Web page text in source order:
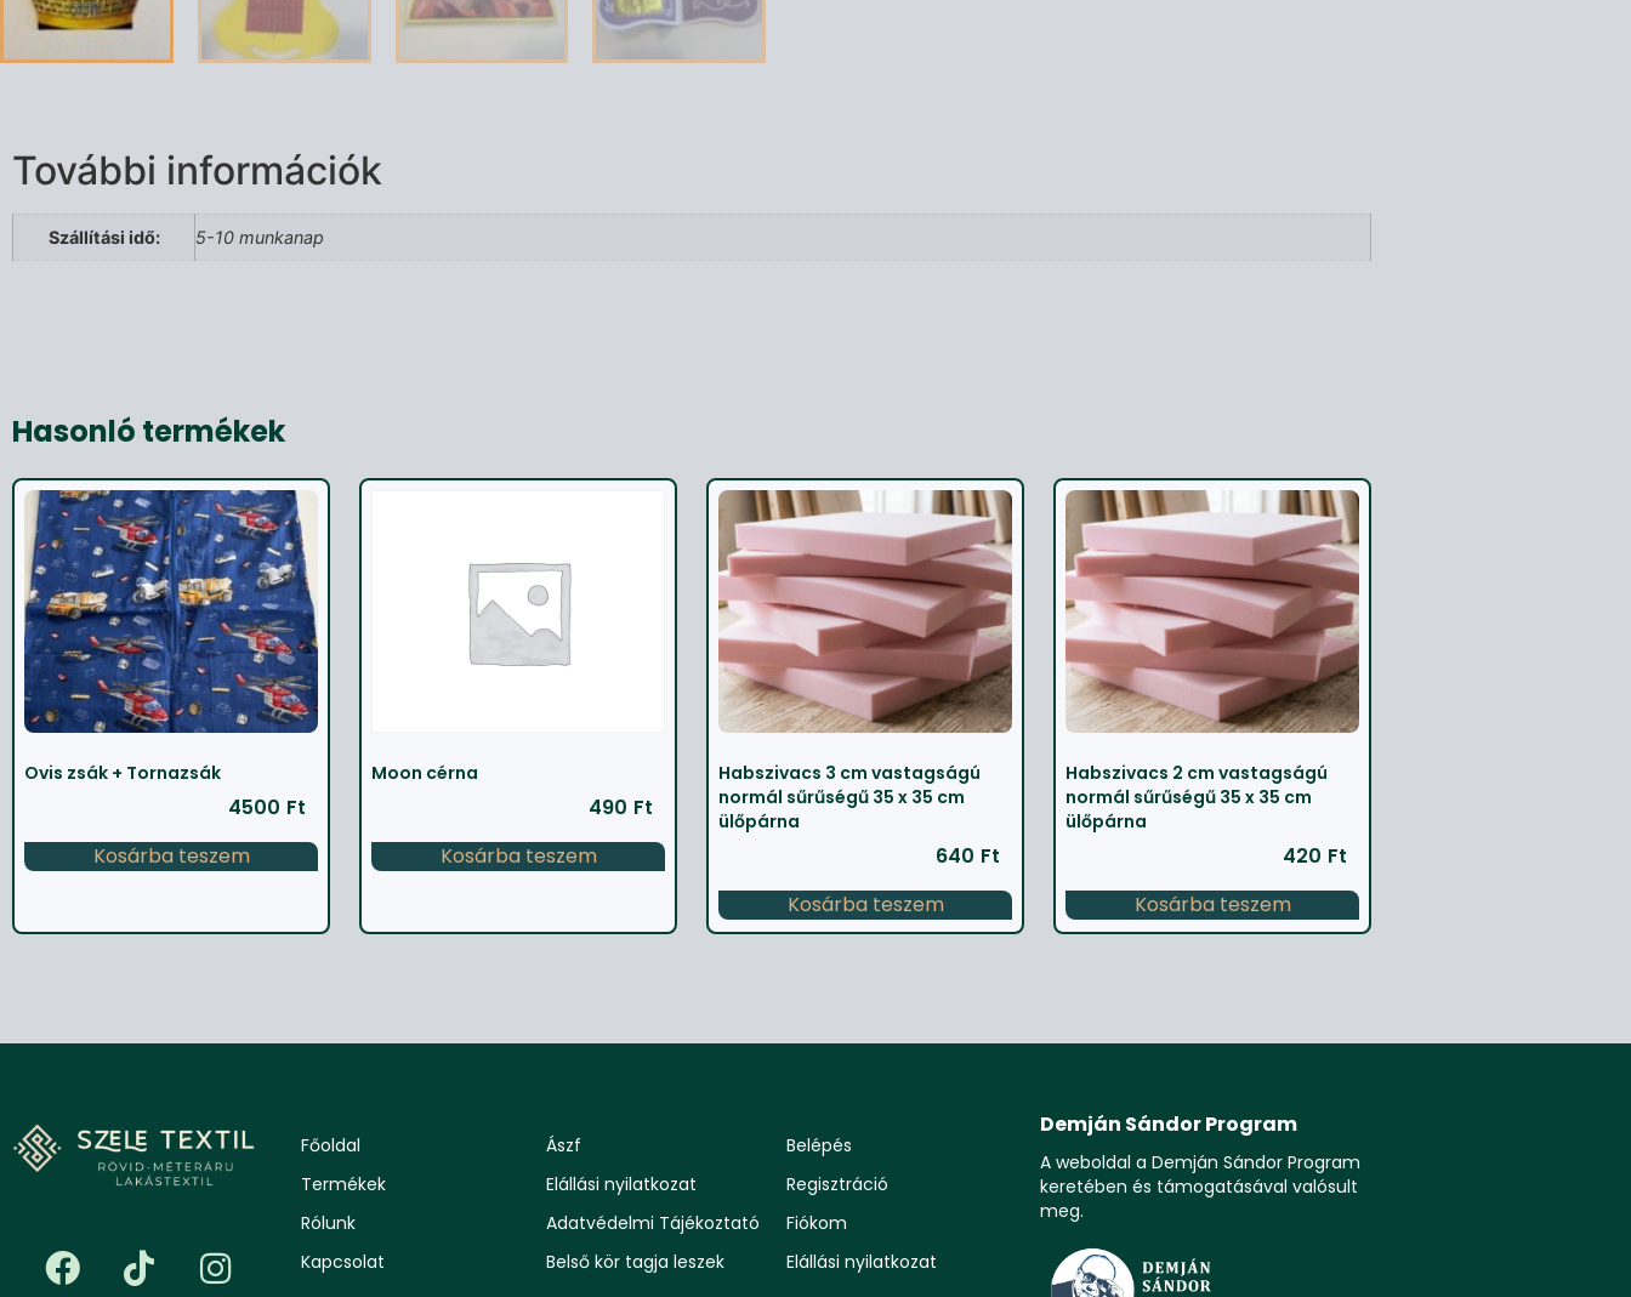
További információk
Szállítási idő: 5-10 munkanap
Hasonló termékek
Ovis zsák + Tornazsák
4500 Ft
Kosárba teszem
Moon cérna
490 Ft
Kosárba teszem
Habszivacs 3 cm vastagságú
normál sűrűségű 35 x 35 cm
ülőpárna
640 Ft
Kosárba teszem
Habszivacs 2 cm vastagságú
normál sűrűségű 35 x 35 cm
ülőpárna
420 Ft
Kosárba teszem
Főoldal
Termékek
Rólunk
Kapcsolat
Ászf
Elállási nyilatkozat
Adatvédelmi Tájékoztató
Belső kör tagja leszek
Belépés
Regisztráció
Fiókom
Elállási nyilatkozat
Demján Sándor Program
A weboldal a Demján Sándor Program
keretében és támogatásával valósult
meg.